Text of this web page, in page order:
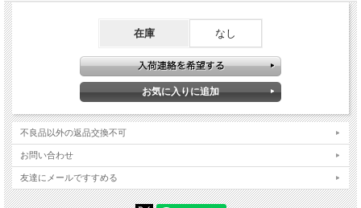
音が鳴り響きます！「あ。何か変ですね（笑）こっちのペンを使って下さい。」と
言って普通のペンと交換します。
魔法の絵本】など絵が出るタイプのマジックで魔法のおまじない演出に使っ
たり（自分が使っても観客に使わせても笑いを起こせます。）、「種明かしし
て！」等の困った人に向けての攻撃アイテムとしてもどうぞ（笑）
タイプ【コメディ・ソルトシェーカー】ともにそれぞれ異なるシーンで活用できま
すので、それぞれに合ったユニークな演出をお楽しみ下さい。
※形状以外の特徴として、この「チョビっとマーカー」は磁石でギミックをロック
できるようになっており、携帯時や適切なタイミング以外で不意に音が鳴ってしま
うのを防げる機構になっています。（ロック用マグネットが付属します。）
在庫 なし
不良品以外の返品交換不可
お問い合わせ
友達にメールですすめる